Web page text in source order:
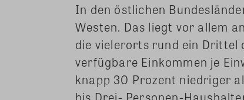
In den östlichen
Westen. Das liegt vor allem
die vielerorts rund ein Drittel
verfügbare Einkommen je
knapp 30 Prozent niedriger